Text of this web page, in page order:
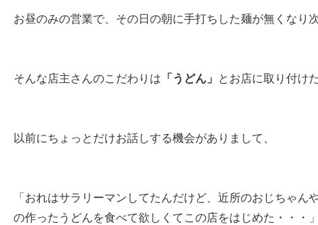
お昼のみの営業で、その日の朝に手打ちした麺が無くなり
そんな店主さんのこだわりは 「うどん」 とお店に取り付け
以前にちょっとだけお話しする機会がありまして、
「おれはサラリーマンしてたんだけど、近所のおじちゃん
の作ったうどんを食べて欲しくてこの店をはじめた・・・